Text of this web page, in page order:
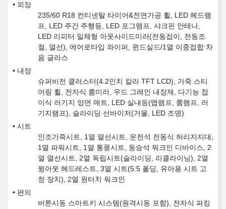
외장
235/60 R18 컨티넨탈 타이어&전면가공 휠, LED 헤드램
프, LED 주간 주행등, LED 포그램프, 샤크핀 안테나,
LED 리피터 일체형 아웃사이드미러(전동접이, 전동조
절, 열선), 에어로타입 와이퍼, 윈드실드/1열 이중접합 차
음 글라스
내장
슈퍼비전 클러스터(4.2인치 칼라 TFT LCD), 가죽 스티
어링 휠, 전자식 룸미러, 우드 그레인 내장재, 다기능 접
이식 러기지 양면 매트, LED 실내등(맵램프, 룸램프, 러
기지램프), 슬라이딩 선바이저(거울, LED 조명)
시트
인조가죽시트, 1열 열선시트, 운전석 전동식 허리지지대,
1열 파워시트, 1열 통풍시트, 동승석 워크인 디바이스, 2
열 열선시트, 2열 독립시트(슬라이딩, 리클라이닝), 2열
윙아웃 헤드레스트, 3열 시트(5:5 폴딩, 유아용 시트 고
정 장치), 2열 원터치 워크인
편의
버튼시동 스마트키 시스템(원격시동 포함), 전자식 파킹